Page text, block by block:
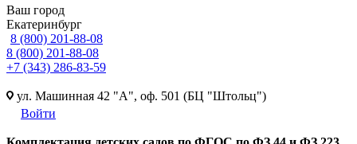
Ваш город
Екатеринбург
8 (800) 201-88-08
8 (800) 201-88-08
+7 (343) 286-83-59
ул. Машинная 42 "А", оф. 501 (БЦ "Штольц")
Войти